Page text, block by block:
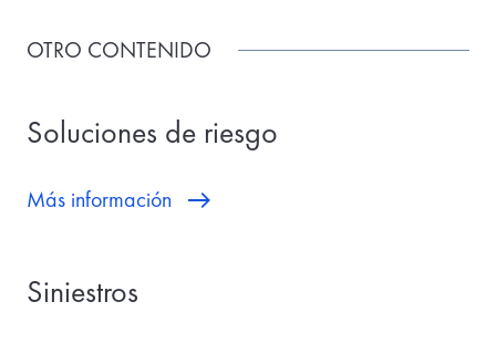
OTRO CONTENIDO
Soluciones de riesgo
Más información
Siniestros